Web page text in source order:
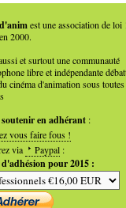
est une association de loi
2000.
et surtout une communauté
libre et indépendante
cinéma d'animation sous toutes
en adhérant :
vous faire fous !
via
Paypal :
pour 2015 :